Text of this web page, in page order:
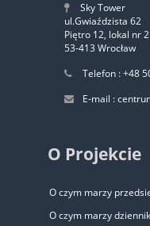
Sky Tower
ul.Gwiaździsta 62
Piętro 12, lokal nr 2
53-413 Wrocław
Telefon : +48
E-mail :
O Projekcie
O czym marzy
O czym marzy